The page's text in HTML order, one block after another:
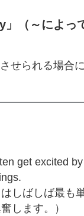
（～によっ
せられる場合に
get excited
はしばしば最も
します。）